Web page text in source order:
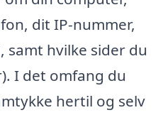
dit IP-nummer,
samt hvilke sider du
I det omfang du
hertil og selv